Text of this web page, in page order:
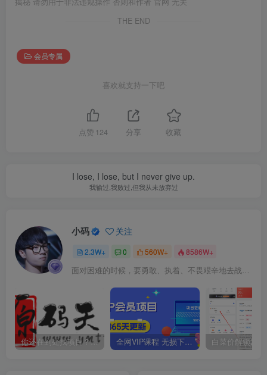
THE END
会员专属
喜欢就支持一下吧
点赞 124 分享 收藏
I lose, I lose, but I never give up.
我输过,我败过,但我从未放弃过
小码 关注
2.3W+ 0 560W+ 8586W+
面对困难的时候，要勇敢、执着、不畏艰辛地去战胜它
你还在到处找项目？还在当韭菜？我靠卖项目一个月收入5万+，曾经我也是个失败者。 全网VIP课程 无损下载~